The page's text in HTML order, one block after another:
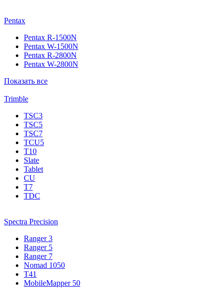
Pentax
Pentax R-1500N
Pentax W-1500N
Pentax R-2800N
Pentax W-2800N
Показать все
Trimble
TSC3
TSC5
TSC7
TCU5
T10
Slate
Tablet
CU
T7
TDC
Spectra Precision
Ranger 3
Ranger 5
Ranger 7
Nomad 1050
T41
MobileMapper 50